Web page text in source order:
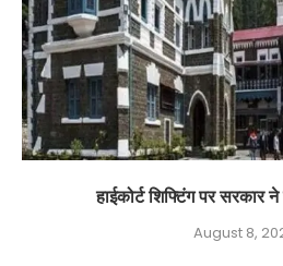
हाईकोर्ट शिफ्टिंग पर
August 8,